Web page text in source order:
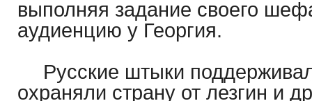
выполняя задание своего
аудиенцию у Георгия.
Русские штыки
охраняли страну от лезгин и